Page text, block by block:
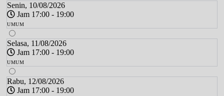
Senin, 10/08/2026
Jam 17:00 - 19:00
UMUM
Selasa, 11/08/2026
Jam 17:00 - 19:00
UMUM
Rabu, 12/08/2026
Jam 17:00 - 19:00